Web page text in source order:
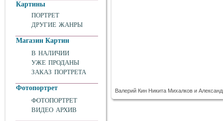
Картины
ПОРТРЕТ
ДРУГИЕ ЖАНРЫ
Магазин Картин
В НАЛИЧИИ
УЖЕ ПРОДАНЫ
ЗАКАЗ ПОРТРЕТА
Фотопортрет
ФОТОПОРТРЕТ
ВИДЕО АРХИВ
Валерий Кин Никита Михалков и